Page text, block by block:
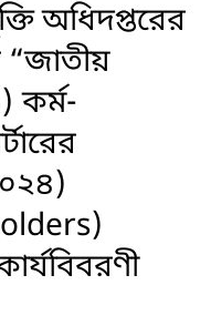
অধিদপ্তরের
কর্ম-